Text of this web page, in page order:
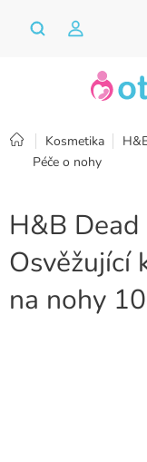
DomůKosmetika
Péče o nohy
H&B
Osvěžující
na nohy